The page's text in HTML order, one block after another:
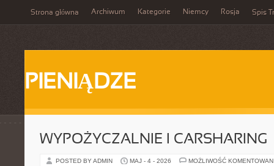
Strona główna Archiwum Kategorie Niemcy Rosja Spis
PIENIĄDZE
WYPOŻYCZALNIE I CARSHARING
POSTED BY ADMIN MAJ - 4 - 2026 MOŻLIWOŚĆ